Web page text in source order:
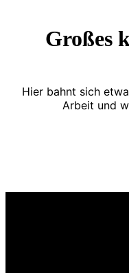
Großes
Hier bahnt sich
Arbeit und